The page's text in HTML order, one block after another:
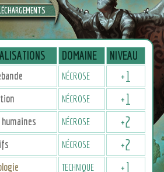
DOMAINE NIVEAU
NÉCROSE +1
NÉCROSE +1
NÉCROSE +2
NÉCROSE +2
TECHNIQUE +1